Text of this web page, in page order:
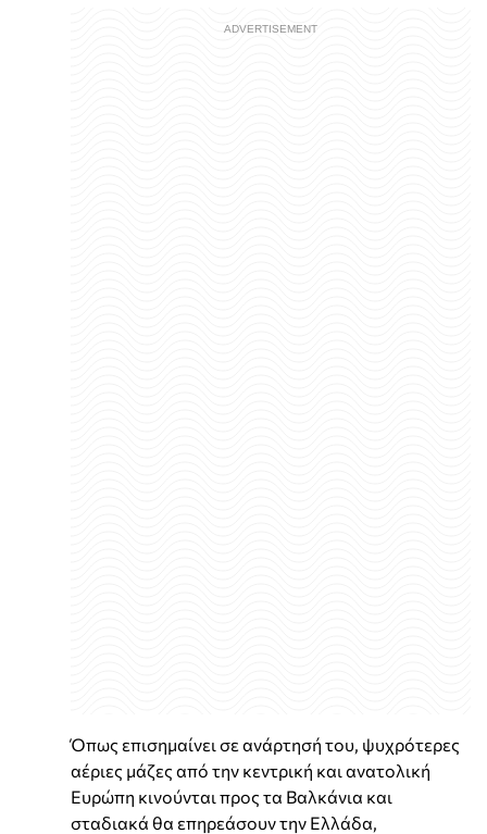
Όπως επισημαίνει σε ανάρτησή του, ψυχρότερες
αέριες μάζες από την κεντρική και ανατολική
Ευρώπη κινούνται προς τα Βαλκάνια και
σταδιακά θα επηρεάσουν την Ελλάδα,